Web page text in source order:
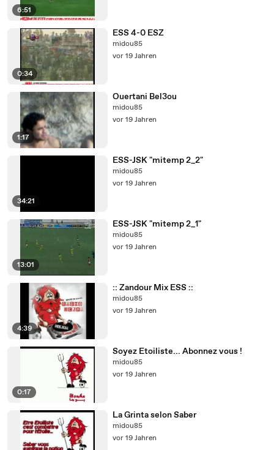
6:51
0:34
ESS 4-0 ESZ
midou85
vor 19 Jahren
1:17
Ouertani Bel3ou
midou85
vor 19 Jahren
34:21
ESS-JSK "mitemp 2_2"
midou85
vor 19 Jahren
13:01
ESS-JSK "mitemp 2_1"
midou85
vor 19 Jahren
4:39
:: Zandour Mix ESS ::
midou85
vor 19 Jahren
0:17
Soyez Etoiliste... Abonnez vous !
midou85
vor 19 Jahren
La Grinta selon Saber
midou85
vor 19 Jahren